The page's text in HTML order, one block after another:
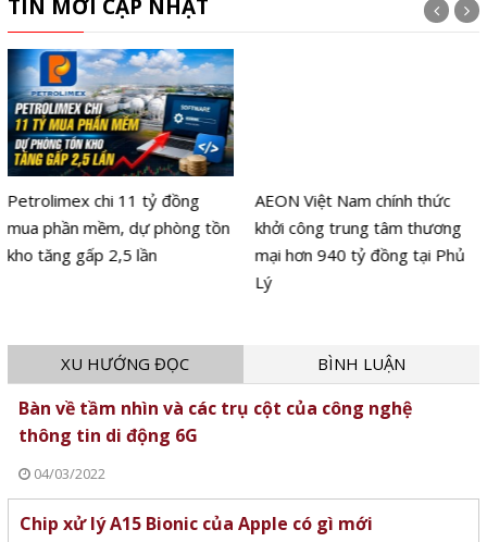
TIN MỚI CẬP NHẬT
Petrolimex chi 11 tỷ đồng
mua phần mềm, dự phòng tồn
kho tăng gấp 2,5 lần
AEON Việt Nam chính thức
khởi công trung tâm thương
mại hơn 940 tỷ đồng tại Phủ
Lý
XU HƯỚNG ĐỌC BÌNH LUẬN
Bàn về tầm nhìn và các trụ cột của công nghệ
thông tin di động 6G
04/03/2022
Chip xử lý A15 Bionic của Apple có gì mới